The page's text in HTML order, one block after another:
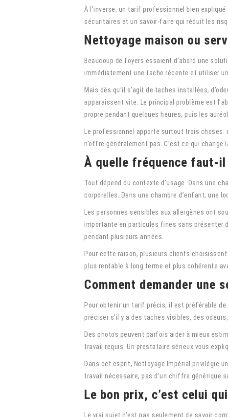
À l’inverse, un tarif professionnel bien
sécuritaires et un savoir-faire qui réduit les
Nettoyage maison ou
Beaucoup de foyers essaient d’abord une
immédiatement une tache récente et utiliser
Mais dès qu’il s’agit de taches installées,
apparaissent vite. Le principal problème est
propre pendant quelques heures, puis les
Le professionnel apporte surtout trois choses:
n’offre généralement pas. C’est ce qui
À quelle fréquence faut-
Tout dépend du contexte d’usage. Dans une
corporelles. Dans une chambre d’enfant, une
Les personnes sensibles aux allergènes ont
importante en particules fines sans présenter
pendant plusieurs années.
Pour cette raison, plusieurs clients
plus rentable à long terme et plus cohérente
Comment demander une
Pour obtenir un tarif précis, il est préférable
préciser s’il y a des taches visibles, des
Des photos peuvent parfois aider à mieux
travail requis. Un prestataire sérieux vous
Dans cet esprit, Nettoyage Impérial privilégie
travail nécessaire, pas d’un chiffre générique
Le bon prix, c’est celui
Le vrai sujet n’est pas seulement de savoir